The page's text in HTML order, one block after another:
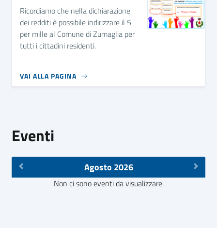
Ricordiamo che nella dichiarazione
dei redditi è possibile indirizzare il 5
per mille al Comune di Zumaglia per
tutti i cittadini residenti.
VAI ALLA PAGINA
Eventi
Agosto 2026
Non ci sono eventi da visualizzare.